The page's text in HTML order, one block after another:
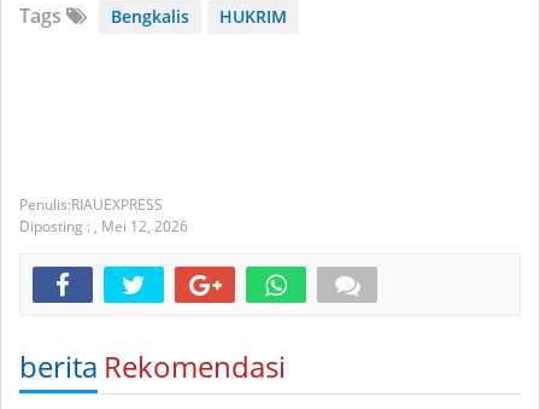
Tags Bengkalis HUKRIM
RIAUEXPRESS
Diposting : , Mei 12, 2026
berita Rekomendasi